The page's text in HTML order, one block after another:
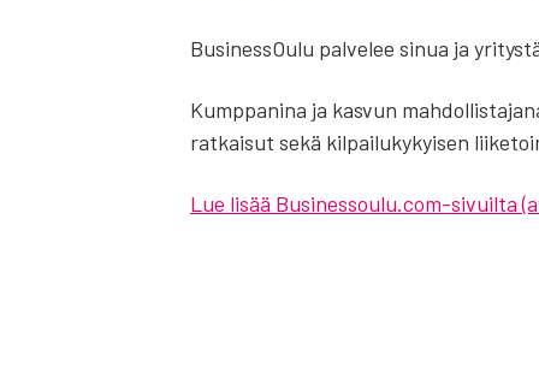
Business­Oulu pal­ve­lee sinua ja
Kump­pa­ni­na ja kas­vun
rat­kai­sut sekä kil­pai­lu­ky­kyi­sen
Lue lisää Businessoulu.com-sivuilta